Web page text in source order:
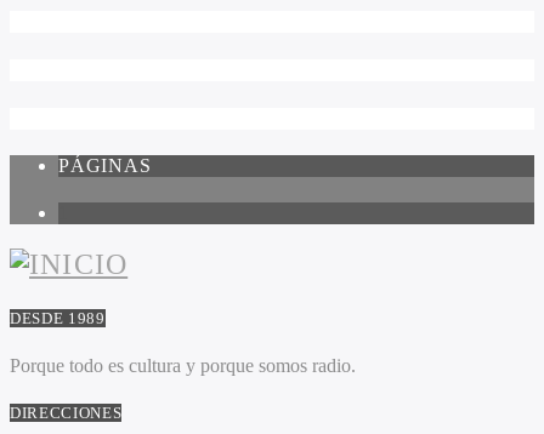
PÁGINAS
DESDE 1989
Porque todo es cultura y porque somos radio.
DIRECCIONES